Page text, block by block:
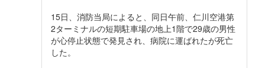
15日、消防当局によると、同日午前、仁川空港第
2ターミナルの短期駐車場の地上1階で29歳の男性
が心停止状態で発見され、病院に運ばれたが死亡
した。